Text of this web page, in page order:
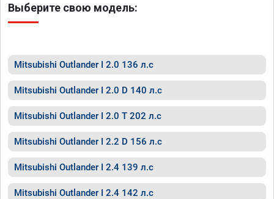
Выберите свою модель:
Mitsubishi Outlander I 2.0 136 л.с
Mitsubishi Outlander I 2.0 D 140 л.с
Mitsubishi Outlander I 2.0 T 202 л.с
Mitsubishi Outlander I 2.2 D 156 л.с
Mitsubishi Outlander I 2.4 139 л.с
Mitsubishi Outlander I 2.4 142 л.с